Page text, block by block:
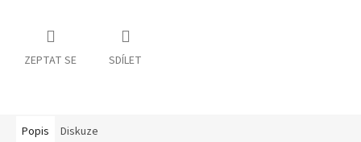
ZEPTAT SE SDÍLET
Popis Diskuze